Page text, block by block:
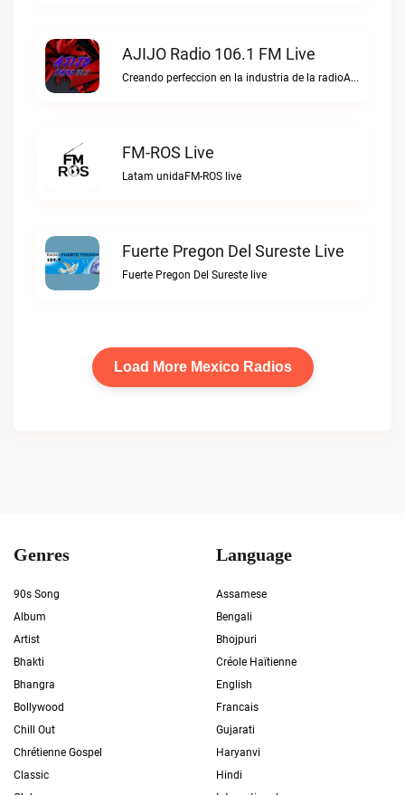
AJIJO Radio 106.1 FM Live
Creando perfeccion en la industria de la radioAJIJO Radio 106.1 FM live
FM-ROS Live
Latam unidaFM-ROS live
Fuerte Pregon Del Sureste Live
Fuerte Pregon Del Sureste live
Load More Mexico Radios
Genres
90s Song
Album
Artist
Bhakti
Bhangra
Bollywood
Chill Out
Chrétienne Gospel
Classic
Language
Assamese
Bengali
Bhojpuri
Créole Haïtienne
English
Francais
Gujarati
Haryanvi
Hindi